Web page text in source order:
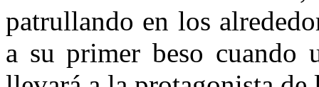
patrullando en los
a su primer beso cuando